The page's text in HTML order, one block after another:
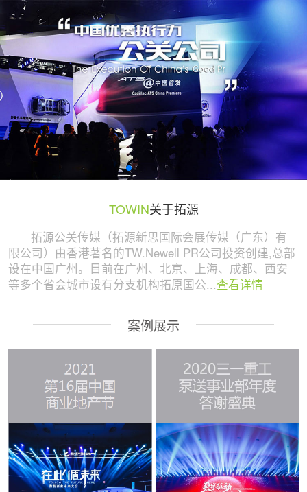
广州活动策划与执行公司 | 拓源策划
TOWIN关于拓源
拓源公关传媒（拓源新思国际会展传媒（广东）有
限公司）由香港著名的TW.Newell PR公司投资创建,总部
设在中国广州。目前在广州、北京、上海、成都、西安
等多个省会城市设有分支机构拓原国公...查看详情
案例展示